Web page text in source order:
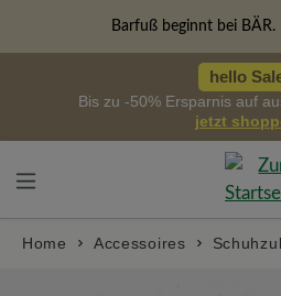
Freiheitspioniere
hello
Bis zu -50% Ersparnis auf
jetzt
Home Accessoires